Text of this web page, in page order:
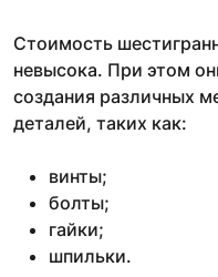
Стоимость
невысока. При этом
создания различных
деталей, таких как:
винты;
болты;
гайки;
шпильки.